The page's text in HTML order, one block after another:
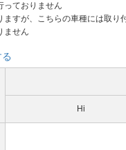
っておりません
ますが、こちらの車種には取り
ません
Hi